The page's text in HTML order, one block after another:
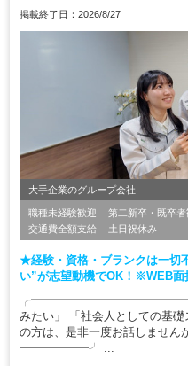
掲載終了日：2026/8/27
大手企業のグループ会社
職種未経験歓迎 第二新卒・既卒者
交通費全額支給
土日祝休み
★経験・資格・ブランクは一切
い”が志望動機でOK！※WEB面
╭━━━━━━━━━━━━━━╮ 「
みたい」 「社会人としての基
の方は、是非一度お話しま
━━━━━━╯ ...